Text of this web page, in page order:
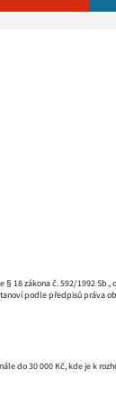
18 zákona č. 592/1992 Sb.,
podle předpisů práva
do 30 000 Kč, kde je k